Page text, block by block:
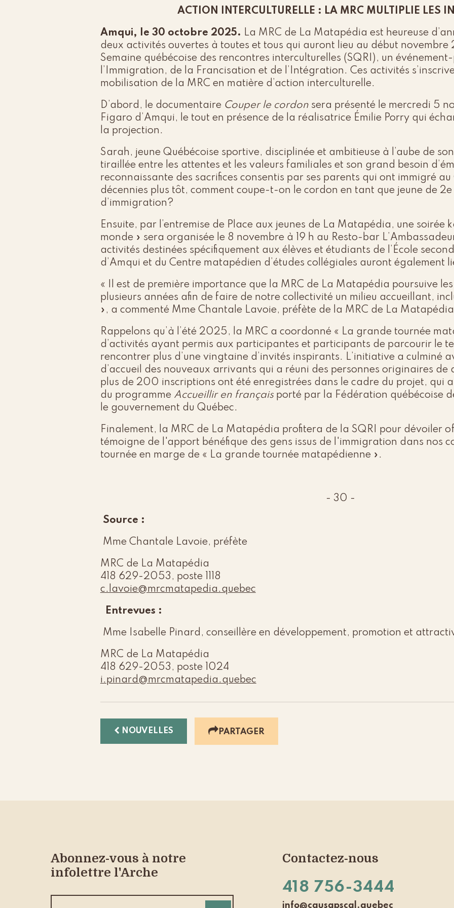
ACTION INTERCULTURELLE : LA MRC MULTIPLIE LES
Amqui, le 30 octobre 2025. La MRC de La Matapédia est heureuse
deux activités ouvertes à toutes et tous qui auront lieu au début
Semaine québécoise des rencontres interculturelles (SQRI), un
l’Immigration, de la Francisation et de l’Intégration. Ces activités
mobilisation de la MRC en matière d’action interculturelle.
D’abord, le documentaire Couper le cordonsera présenté le mercredi 5
Figaro d’Amqui, le tout en présence de la réalisatrice Émilie Porry qui
la projection.
Sarah, jeune Québécoise sportive, disciplinée et ambitieuse à l’aube de
tiraillée entre les attentes et les valeurs familiales et son grand besoin
reconnaissante des sacrifices consentis par ses parents qui ont immigré au
décennies plus tôt, comment coupe-t-on le cordon en tant que jeune de
d’immigration?
Ensuite, par l’entremise de Place aux jeunes de La Matapédia, une soirée
monde » sera organisée le 8 novembre à 19 h au Resto-bar
activités destinées spécifiquement aux élèves et étudiants de l’École
d’Amqui et du Centre matapédien d’études collégiales auront également
« Il est de première importance que la MRC de La Matapédia poursuive
plusieurs années afin de faire de notre collectivité un milieu accueillant,
», a commenté Mme Chantale Lavoie, préfète de la MRC de La
Rappelons qu’à l’été 2025, la MRC a coordonné « La grande tournée
d’activités ayant permis aux participantes et participants de parcourir le
rencontrer plus d’une vingtaine d’invités inspirants. L’initiative a culminé
d’accueil des nouveaux arrivants qui a réuni des personnes originaires
plus de 200 inscriptions ont été enregistrées dans le cadre du projet, qui
du programme Accueillir en françaisporté par la Fédération québécoise
le gouvernement du Québec.
Finalement, la MRC de La Matapédia profitera de la SQRI pour dévoiler
témoigne de l'apport bénéfique des gens issus de l'immigration dans nos
tournée en marge de « La grande tournée matapédienne ».
- 30 -
Source :
Mme Chantale Lavoie, préfète
MRC de La Matapédia
418 629-2053, poste 1118
c.lavoie@mrcmatapedia.quebec
Entrevues :
Mme Isabelle Pinard, conseillère en développement, promotion et
MRC de La Matapédia
418 629-2053, poste 1024
i.pinard@mrcmatapedia.quebec
NOUVELLES PARTAGER
Abonnez-vous à notre
infolettre l'Arche
Contactez-nous
418 756-3444
info@causapscal.quebec